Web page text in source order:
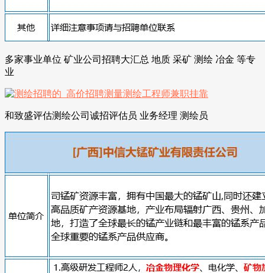
多家事业单位 矿业公司招聘大汇总 地质 采矿 测绘 冶金 等专
业
和致盛评估测绘公司诚招评估员 业务经理 测绘员